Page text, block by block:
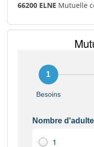
66200 ELNE Mutuelle